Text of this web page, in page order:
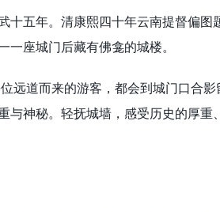
五年。清康熙四十年云南提督偏图
一座城门后藏有佛龛的城楼。
道而来的游客，都会到城门口合影
与神秘。轻抚城墙，感受历史的厚